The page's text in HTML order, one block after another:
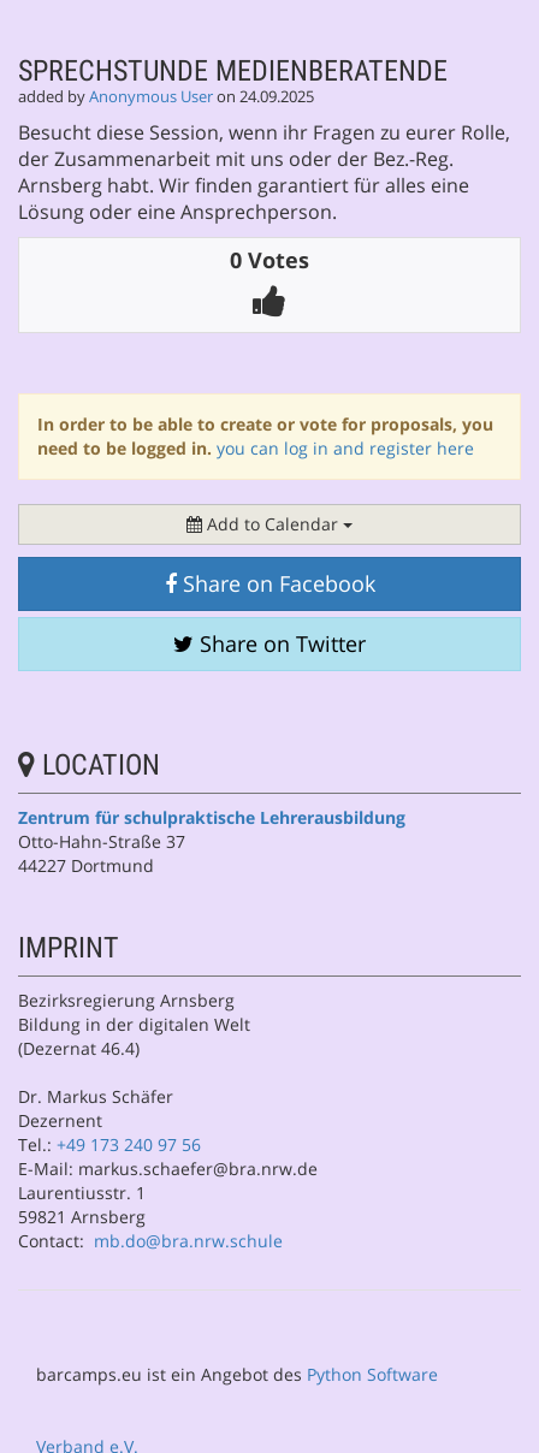
SPRECHSTUNDE MEDIENBERATENDE
added byAnonymous Useron 24.09.2025
Besucht diese Session, wenn ihr Fragen zu eurer Rolle,
der Zusammenarbeit mit uns oder der Bez.-Reg.
Arnsberg habt. Wir finden garantiert für alles eine
Lösung oder eine Ansprechperson.
0 Votes
In order to be able to create or vote for proposals, you
need to be logged in. you can log in and register here
Add to Calendar
Share on Facebook
Share on Twitter
LOCATION
Zentrum für schulpraktische Lehrerausbildung
Otto-Hahn-Straße 37
44227 Dortmund
IMPRINT
Bezirksregierung Arnsberg
Bildung in der digitalen Welt
(Dezernat 46.4)
Dr. Markus Schäfer
Dezernent
Tel.: +49 173 240 97 56
E-Mail: markus.schaefer@bra.nrw.de
Laurentiusstr. 1
59821 Arnsberg
Contact: mb.do@bra.nrw.schule
barcamps.eu ist ein Angebot des Python Software
Verband e.V.